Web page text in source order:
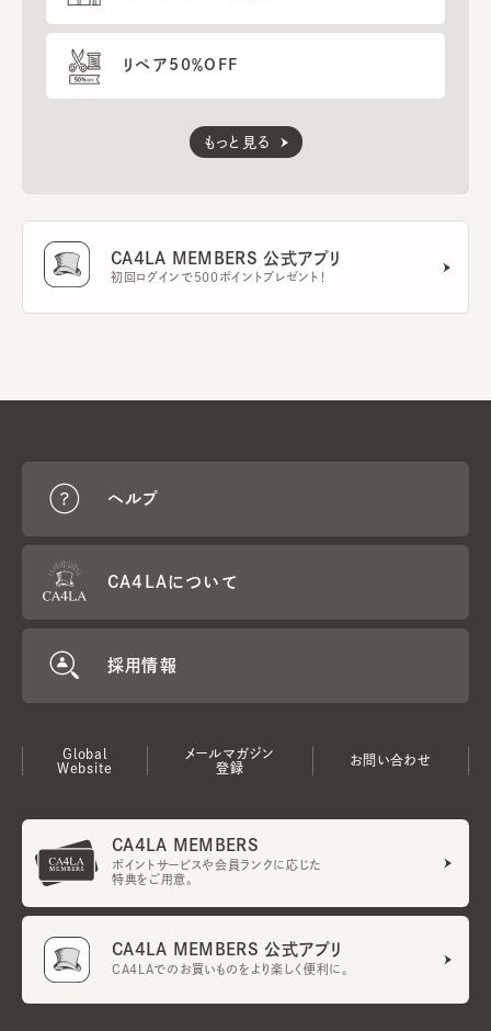
リペア50％OFF
もっと見る
CA4LA MEMBERS 公式アプリ
初回ログインで500ポイントプレゼント！
ヘルプ
CA4LAについて
採用情報
Global
Website
メールマガジン
登録
お問い合わせ
CA4LA MEMBERS
ポイントサービスや会員ランクに応じた
特典をご用意。
CA4LA MEMBERS 公式アプリ
CA4LAでのお買いものをより楽しく便利に。